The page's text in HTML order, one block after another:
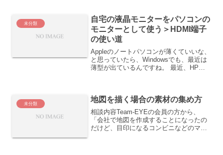
バグ」にして...
未分類
自宅の液晶モニターをパソコンの
モニターとして使う＞HDMI端子
の使い道
Appleのノートパソコンが薄くていいな、
と思っていたら、Windowsでも、最近は
薄型が出ているんですね。 最近、HP社
は、HP...
未分類 地図を描く場合の素材の集め方
相談内容Team-EYEの会員の方から、
「会社で地図を作成することになったの
だけど、目印になるコンビニなどのマー